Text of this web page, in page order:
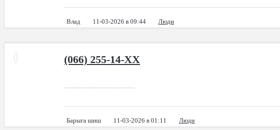
Влад 11-03-2026 в 09:44 Люди
(066) 255-14-XX
................................................
Барыга шиш 11-03-2026 в 01:11 Люди